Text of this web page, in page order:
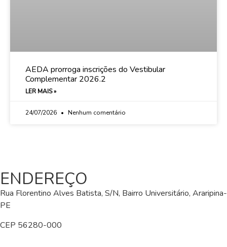
AEDA prorroga inscrições do Vestibular
Complementar 2026.2
LER MAIS »
24/07/2026 Nenhum comentário
ENDEREÇO
Rua Florentino Alves Batista, S/N, Bairro Universitário, Araripina-
PE
CEP 56280-000